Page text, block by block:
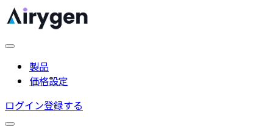
製品
価格設定
ログイン登録する